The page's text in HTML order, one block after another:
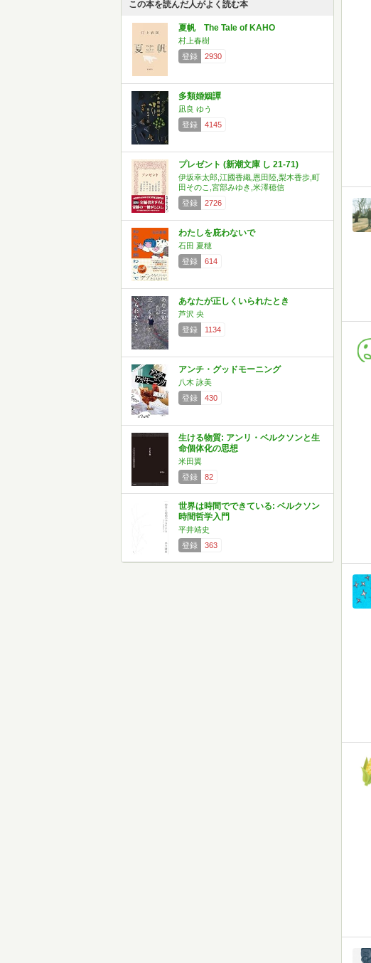
この本を読んだ人がよく読む本
夏帆 The Tale of KAHO
村上春樹
登録
2930
多類婚姻譚
凪良 ゆう
登録
4145
プレゼント (新潮文庫 し 21-71)
伊坂幸太郎,江國香織,恩田陸,梨木香歩,町
田そのこ,宮部みゆき,米澤穂信
登録
2726
わたしを庇わないで
石田 夏穂
登録
614
あなたが正しくいられたとき
芦沢 央
登録
1134
アンチ・グッドモーニング
八木 詠美
登録
430
生ける物質: アンリ・ベルクソンと生
命個体化の思想
米田翼
登録
82
世界は時間でできている: ベルクソン
時間哲学入門
平井靖史
登録
363